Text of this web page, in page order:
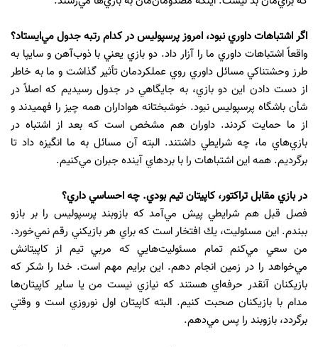
اگر اشتباهات داوري نبود، امروز پرسپوليس در كدام رتبه جدول مي‌ايستاد؟
واقعاً اشتباهات داوري ما را آزار داد. دو بازي يعني با ذوب‌آهن و سايپا به
طرز وحشتناكي مسائل داوري روي عملكردمان تأثير گذاشت و ما به خاطر
از دست دادن اين دو بازي، به جايگاهي در جدول رسيديم كه اصلاً در‌
شأن باشگاه پرسپوليس نبود. خوشبختانه هواداران همه چيز را فهميدند و
از ما حمايت كردند. داوران هم مشخص است كه بعد از اشتباه در
بازي‌هاي ما، چه شرايطي داشتند. البته آن مسائل به ما انگيزه داد تا
برگرديم. همه اين اشتباهات را با بردهاي آينده جبران مي‌كنيم.
در بازي مقابل تراكتور، كاپيتان تيم بودي. چه احساسي داري؟
فصل قبل هم شرايطي پيش مي‌آمد كه بازوبند پرسپوليس را بر بازو
ببندم. اين مسئوليت، يك افتخار است كه براي هر بازيكني رقم نمي‌خورد.
من سعي مي‌كنم تمام مسئوليت‌هايي كه مربي تيم از كاپيتانش
مي‌خواهد را در زمين انجام دهم. اين برايم مهم است. خدا را شكر كه
بازيكنان آنقدر حرفه‌اي هستند كه نيازي نيست من يا ساير كاپيتان‌ها
مدام با بازيكنان صحبت كنيم. البته كاپيتان اول نوروزي است و وقتي
برگردد، بازوبند را پس مي‌دهم.